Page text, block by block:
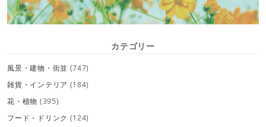
カテゴリー
風景・建物・街並 (747)
雑貨・インテリア (184)
花・植物 (395)
フード・ドリンク (124)